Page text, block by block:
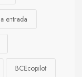
entrada
BCEcopilot